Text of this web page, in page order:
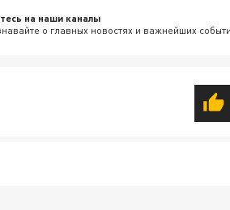
на наши каналы
о главных новостях и важнейших